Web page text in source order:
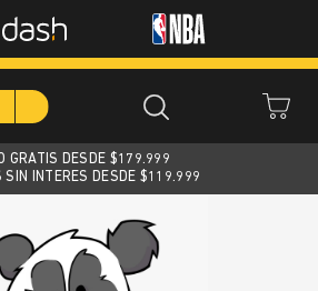
GRATIS DESDE $179.999
SIN INTERES DESDE $119.999